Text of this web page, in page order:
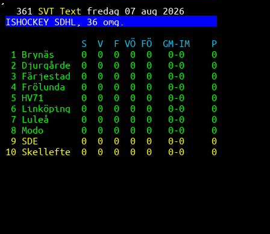
361 SVT Text fredag 07 aug 2026
ISHOCKEY SDHL, 36 omg.
S  V  F VÖ FÖ  GM-IM    P
1 Brynäs     0  0  0  0  0   0-0     0
2 Djurgårde  0  0  0  0  0   0-0     0
3 Färjestad  0  0  0  0  0   0-0     0
4 Frölunda   0  0  0  0  0   0-0     0
5 HV71       0  0  0  0  0   0-0     0
6 Linköping  0  0  0  0  0   0-0     0
7 Luleå      0  0  0  0  0   0-0     0
8 Modo       0  0  0  0  0   0-0     0
9 SDE        0  0  0  0  0   0-0     0
10 Skellefte  0  0  0  0  0   0-0     0